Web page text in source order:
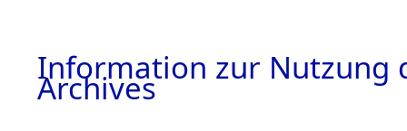
Information zur Nutzung
Archives